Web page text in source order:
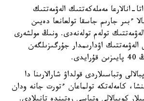
انالارعا مەملەكەتتىك الەۋمەتتىك
ءبىر جارىم جاسقا تولعانعا دەيىن
تولەم تولەنەدى. ونىڭ مولشەرى
اۋدارىمدار جۇرگىزىلگەن
وتباسىلاردى قولداۋ شارالارىنا دا
كامەلەتكە تولماعان ءتورت جانە ودان